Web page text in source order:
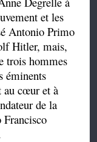
et les
Antonio Primo
Hitler, mais,
trois hommes
éminents
au cœur et à
de la